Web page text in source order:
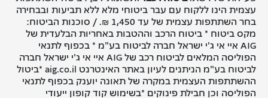
עצמית הינו ללקוח עם עבר ביטוחי מלא ללא תביעות ובבחירה
בחר השתתפות עצמית של עד 1,450 ₪. / סוכנות הביטוח:
מקס ביטוח * ביטוח הרכב וההטבות באחריות הבלעדית של
AIG איי אי ג'י ישראל חברה לביטוח בע"מ * בכפוף לתנאי
הפוליסה המלאים לביטוח רכב של AIG איי אי ג'י ישראל חברה
לביטוח בע"מ הניתנים לעיון באתר האינטרנט aig.co.il *ביטול
ההשתתפות העצמית במקרה של תאונה יוענק בכפוף לתנאי
הפוליסה וכן חבילת פינוקים *בשימוש קוד קופון ייעודי